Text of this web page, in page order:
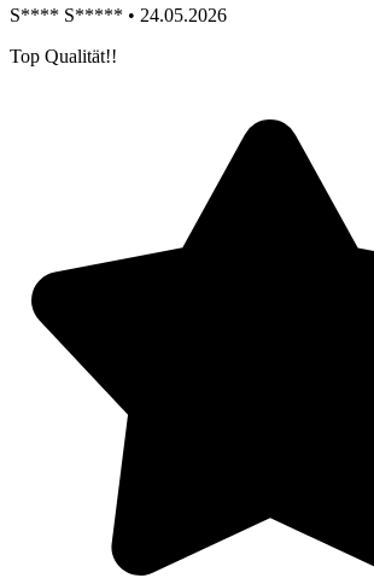
S**** S***** • 24.05.2026
Top Qualität!!